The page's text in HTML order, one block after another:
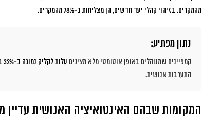
מהמקרים. בזיהוי קהלי יעד חדשים, הן מצליחות ב-78% מהמקרים.
נתון מפתיע:
קמפיינים שמנוהלים באופן אוטומטי מלא מציגים עלות לקליק נמוכה ב-32%
התערבות אנושית.
המקומות שבהם האינטואיציה האנושית עדיין